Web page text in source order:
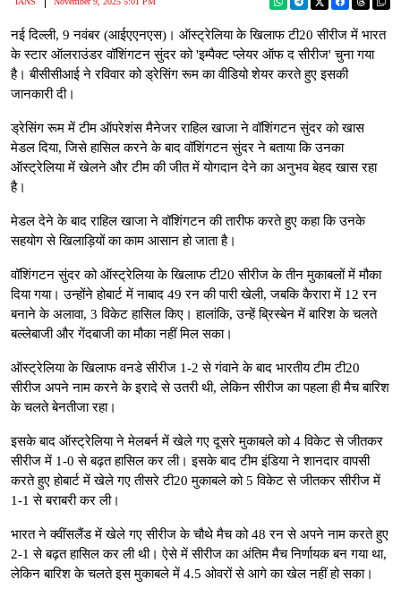
नई दिल्ली, 9 नवंबर (आईएएनएस)। ऑस्ट्रेलिया के खिलाफ टी20 सीरीज में भारत
के स्टार ऑलराउंडर वॉशिंगटन सुंदर को 'इम्पैक्ट प्लेयर ऑफ द सीरीज' चुना गया
है। बीसीसीआई ने रविवार को ड्रेसिंग रूम का वीडियो शेयर करते हुए इसकी
जानकारी दी।
ड्रेसिंग रूम में टीम ऑपरेशंस मैनेजर राहिल खाजा ने वॉशिंगटन सुंदर को खास
मेडल दिया, जिसे हासिल करने के बाद वॉशिंगटन सुंदर ने बताया कि उनका
ऑस्ट्रेलिया में खेलने और टीम की जीत में योगदान देने का अनुभव बेहद खास रहा
है।
मेडल देने के बाद राहिल खाजा ने वॉशिंगटन की तारीफ करते हुए कहा कि उनके
सहयोग से खिलाड़ियों का काम आसान हो जाता है।
वॉशिंगटन सुंदर को ऑस्ट्रेलिया के खिलाफ टी20 सीरीज के तीन मुकाबलों में मौका
दिया गया। उन्होंने होबार्ट में नाबाद 49 रन की पारी खेली, जबकि कैरारा में 12 रन
बनाने के अलावा, 3 विकेट हासिल किए। हालांकि, उन्हें ब्रिस्बेन में बारिश के चलते
बल्लेबाजी और गेंदबाजी का मौका नहीं मिल सका।
ऑस्ट्रेलिया के खिलाफ वनडे सीरीज 1-2 से गंवाने के बाद भारतीय टीम टी20
सीरीज अपने नाम करने के इरादे से उतरी थी, लेकिन सीरीज का पहला ही मैच बारिश
के चलते बेनतीजा रहा।
इसके बाद ऑस्ट्रेलिया ने मेलबर्न में खेले गए दूसरे मुकाबले को 4 विकेट से जीतकर
सीरीज में 1-0 से बढ़त हासिल कर ली। इसके बाद टीम इंडिया ने शानदार वापसी
करते हुए होबार्ट में खेले गए तीसरे टी20 मुकाबले को 5 विकेट से जीतकर सीरीज में
1-1 से बराबरी कर ली।
भारत ने क्वींसलैंड में खेले गए सीरीज के चौथे मैच को 48 रन से अपने नाम करते हुए
2-1 से बढ़त हासिल कर ली थी। ऐसे में सीरीज का अंतिम मैच निर्णायक बन गया था,
लेकिन बारिश के चलते इस मुकाबले में 4.5 ओवरों से आगे का खेल नहीं हो सका।